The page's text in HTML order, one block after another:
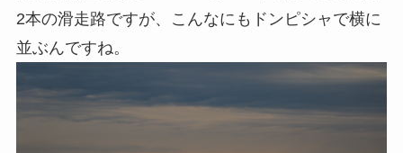
2本の滑走路ですが、こんなにもドンピシャで横に
並ぶんですね。